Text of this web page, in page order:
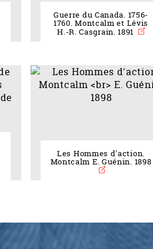
Guerre du Canada. 1756-
1760. Montcalm et Lévis
H.-R. Casgrain. 1891
Les Hommes d'action.
Montcalm E. Guénin. 1898